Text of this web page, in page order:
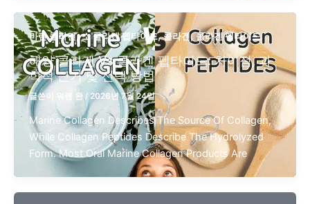
마린 콜라겐,소 콜라겐 펩타이드,콜라겐,콜라겐 펩타이드
해양 콜라겐 Vs 콜라겐 펩타이드: 차이점, 과
학적 근거 및 선택 방법
글쓴이 워렌 완 / 2026년 7월 24일
Marine Collagen Describes The Source Of Collagen,
While Collagen Peptides Describe The Hydrolyzed
Form. Most Oral Marine Collagen Products Are